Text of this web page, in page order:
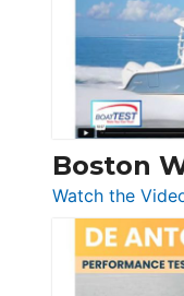
Boston
Watch the